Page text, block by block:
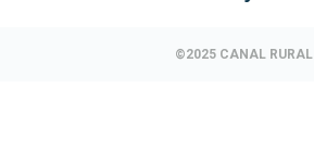
©2025 CANAL RURAL